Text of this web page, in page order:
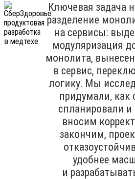
Ключевая задача
разделение
на сервисы:
модуляризация
монолита,
в сервис,
логику. Мы
придумали, как
спланировали
вносим
закончим,
удобнее
и